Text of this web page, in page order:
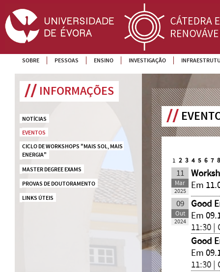
SOBRE PESSOAS ENSINO INVESTIGAÇÃO
INFORMAÇÕES
NOTÍCIAS
EVENTOS
CICLO DE WORKSHOPS "MAIS SOL, MAIS
ENERGIA"
MASTER DEGREE EXAMS
PROVAS DE DOUTORAMENTO
LINKS ÚTEIS
1 2 3 4 5 6 7 8
11
Mar
2025
Em
09
Out
2024
Good
Em
11:30 |
Good
Em
11:30 |